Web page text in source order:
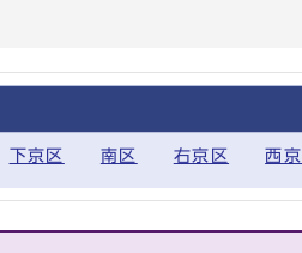
下京区 南区 右京区 西